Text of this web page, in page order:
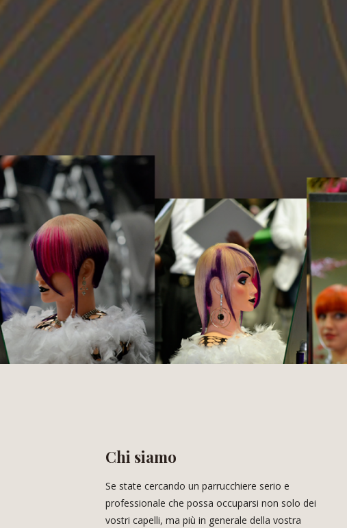
Chi siamo
Se state cercando un parrucchiere serio e
professionale che possa occuparsi non solo dei
vostri capelli, ma più in generale della vostra